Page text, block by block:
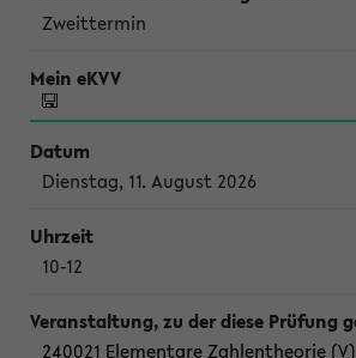
Zweittermin
Dienstag, 11. August 2026
10-12
240021 Elementare Zahlentheorie (V)